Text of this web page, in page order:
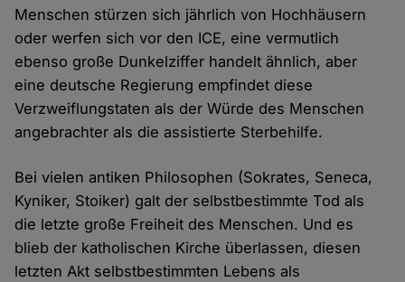
Menschen stürzen sich jährlich von Hochhäusern
oder werfen sich vor den ICE, eine vermutlich
ebenso große Dunkelziffer handelt ähnlich, aber
eine deutsche Regierung empfindet diese
Verzweiflungstaten als der Würde des Menschen
angebrachter als die assistierte Sterbehilfe.
Bei vielen antiken Philosophen (Sokrates, Seneca,
Kyniker, Stoiker) galt der selbstbestimmte Tod als
die letzte große Freiheit des Menschen. Und es
blieb der katholischen Kirche überlassen, diesen
letzten Akt selbstbestimmten Lebens als